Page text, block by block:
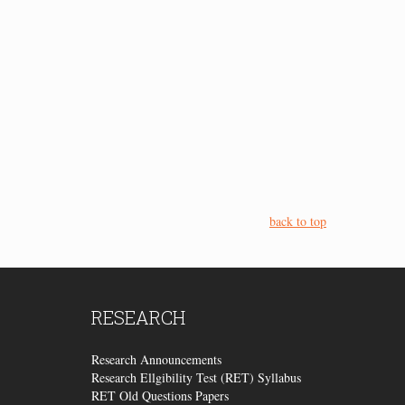
back to top
RESEARCH
Research Announcements
Research Ellgibility Test (RET) Syllabus
RET Old Questions Papers